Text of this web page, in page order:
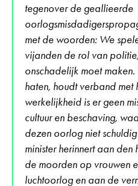
tegenover de geallieerde
met de woorden: We
vijanden de rol van
onschadelijk moet
haten, houdt verband met
werkelijkheid is er geen
cultuur en beschaving,
dezen oorlog niet
minister herinnert aan
de moorden op vrouwen
luchtoorlog en aan de